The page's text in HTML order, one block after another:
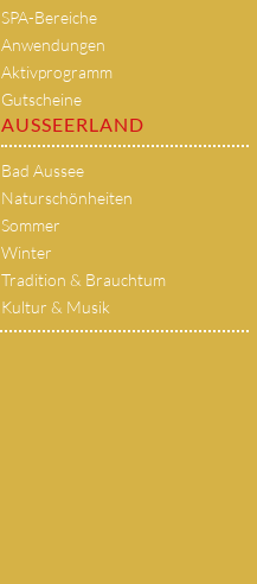
SPA-Bereiche
Anwendungen
Aktivprogramm
Gutscheine
AUSSEERLAND
Bad Aussee
Naturschönheiten
Sommer
Winter
Tradition & Brauchtum
Kultur & Musik